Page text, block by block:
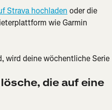
Strava hochladen oder die
wie Garmin
wird deine wöchentliche Serie
die auf eine